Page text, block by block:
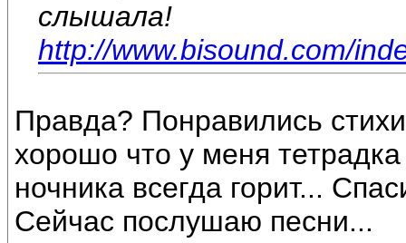
слышала!
http://www.bisound.com/
Правда? Понравились
хорошо что у меня
ночника всегда горит...
Сейчас послушаю песни...